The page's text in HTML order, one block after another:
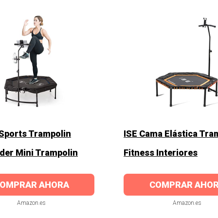
Trampolin
Mini Trampolin
AHORA
Amazon.es
ISE Cama Elástica
Fitness Interiores
COMPRAR
Amazon.es